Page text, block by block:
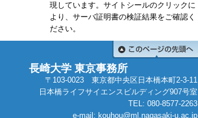
現しています。サイトシールのクリックに
より、サーバ証明書の検証結果をご確認く
ださい。
長崎大学 東京事務所
〒103-0023 東京都中央区日本橋本町2-3-11
日本橋ライフサイエンスビルディング907号室
TEL: 080-8577-2263
e-mail: kouhou@ml.nagasaki-u.ac.jp